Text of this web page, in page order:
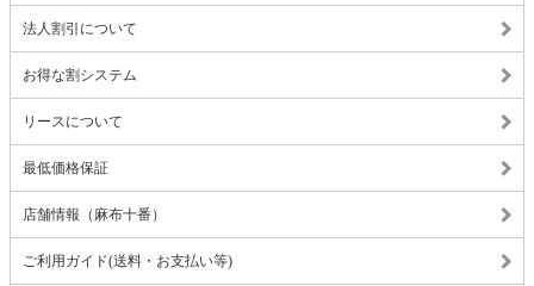
法人割引について
お得な割システム
リースについて
最低価格保証
店舗情報（麻布十番）
ご利用ガイド(送料・お支払い等)